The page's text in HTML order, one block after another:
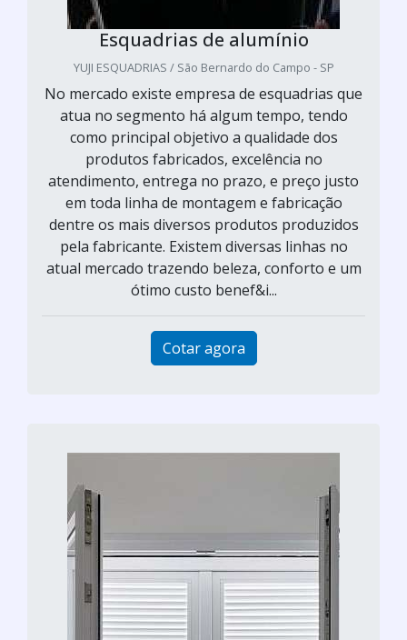
Esquadrias de alumínio
YUJI ESQUADRIAS / São Bernardo do Campo - SP
No mercado existe empresa de esquadrias que
atua no segmento há algum tempo, tendo
como principal objetivo a qualidade dos
produtos fabricados, excelência no
atendimento, entrega no prazo, e preço justo
em toda linha de montagem e fabricação
dentre os mais diversos produtos produzidos
pela fabricante. Existem diversas linhas no
atual mercado trazendo beleza, conforto e um
ótimo custo benef&i...
Cotar agora